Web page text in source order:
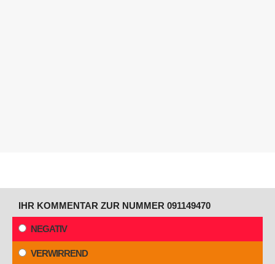
IHR KOMMENTAR ZUR NUMMER 091149470
NEGATIV
VERWIRREND